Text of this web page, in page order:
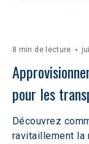
8 min de lecture
pour les
Découvrez
ravitaillement la